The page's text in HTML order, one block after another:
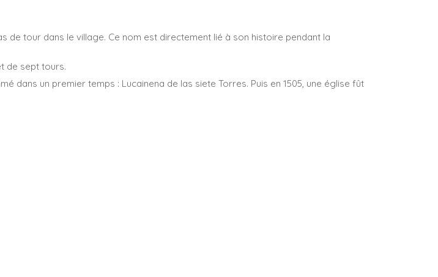
de tour dans le village. Ce nom est directement lié à son histoire pendant la
de sept tours.
dans un premier temps : Lucainena de las siete Torres. Puis en 1505, une église fût